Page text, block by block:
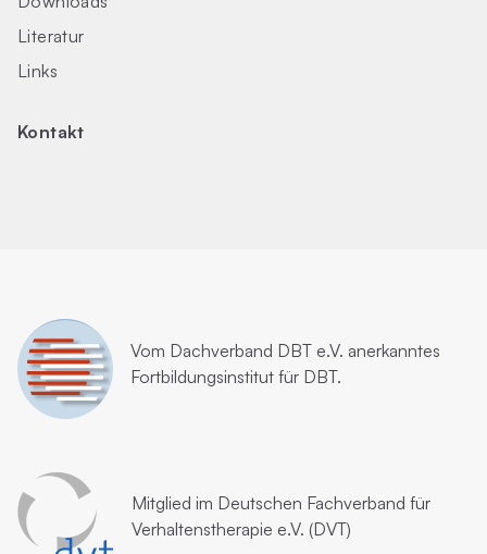
Literatur
Links
Kontakt
Vom Dachverband DBT e.V. anerkanntes
Fortbildungsinstitut für DBT.
Mitglied im Deutschen Fachverband für
Verhaltenstherapie e.V. (DVT)